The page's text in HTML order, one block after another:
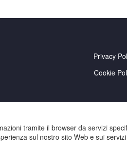
Privacy
Cookie
tramite il browser da servizi
sul nostro sito Web e sui